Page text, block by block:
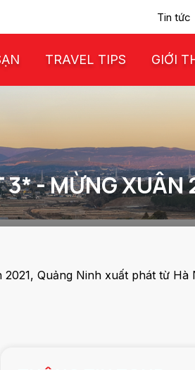
Tin tức
TRAVEL TIPS GIỚI
3* - MỪNG XUÂN
Quảng Ninh xuất phát từ Hà